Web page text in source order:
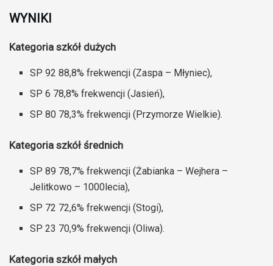
WYNIKI
Kategoria szkół dużych
SP 92 88,8% frekwencji (Zaspa – Młyniec),
SP 6 78,8% frekwencji (Jasień),
SP 80 78,3% frekwencji (Przymorze Wielkie).
Kategoria szkół średnich
SP 89 78,7% frekwencji (Żabianka – Wejhera –
Jelitkowo – 1000lecia),
SP 72 72,6% frekwencji (Stogi),
SP 23 70,9% frekwencji (Oliwa).
Kategoria szkół małych